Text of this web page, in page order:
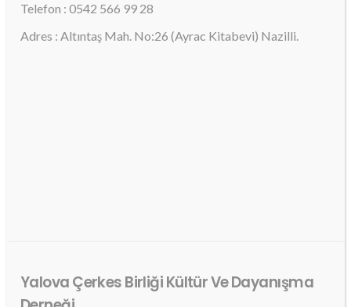
Telefon : 0542 566 99 28
Adres : Altıntaş Mah. No:26 (Ayrac Kitabevi) Nazilli.
Yalova Çerkes Birliği Kültür Ve Dayanışma